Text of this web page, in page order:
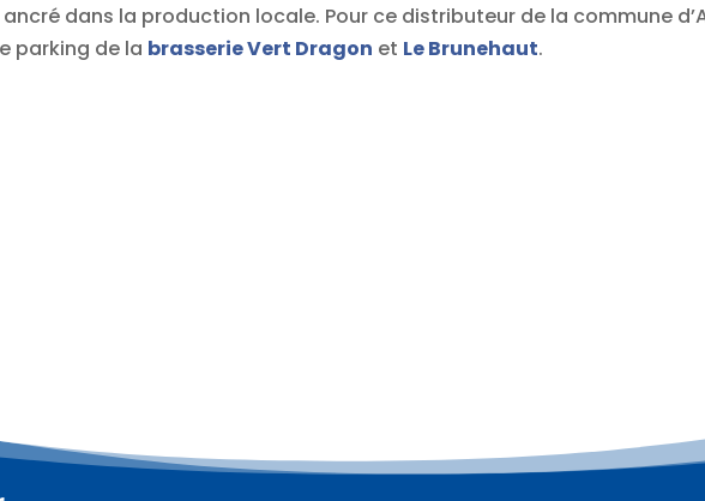
dans la production locale. Pour ce distributeur de la commune
parking de la brasserie Vert Dragon et Le Brunehaut.